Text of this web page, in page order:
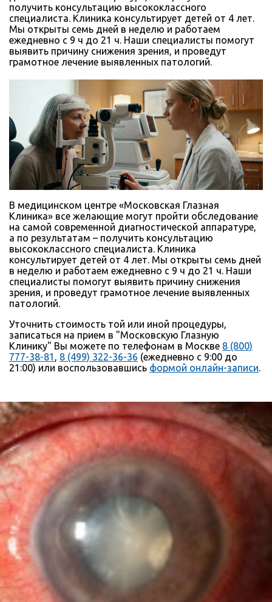
получить консультацию высококлассного
специалиста. Клиника консультирует детей от 4 лет.
Мы открыты семь дней в неделю и работаем
ежедневно с 9 ч до 21 ч. Наши специалисты помогут
выявить причину снижения зрения, и проведут
грамотное лечение выявленных патологий.
В медицинском центре «Московская Глазная
Клиника» все желающие могут пройти обследование
на самой современной диагностической аппаратуре,
а по результатам – получить консультацию
высококлассного специалиста. Клиника
консультирует детей от 4 лет. Мы открыты семь дней
в неделю и работаем ежедневно с 9 ч до 21 ч. Наши
специалисты помогут выявить причину снижения
зрения, и проведут грамотное лечение выявленных
патологий.
Уточнить стоимость той или иной процедуры,
записаться на прием в "Московскую Глазную
Клинику" Вы можете по телефонам в Москве 8 (800)
777-38-81 , 8 (499) 322-36-36 (ежедневно с 9:00 до
21:00) или воспользовавшись формой онлайн-записи.